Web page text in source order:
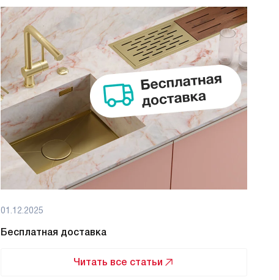
01.12.2025
Бесплатная доставка
Читать все статьи